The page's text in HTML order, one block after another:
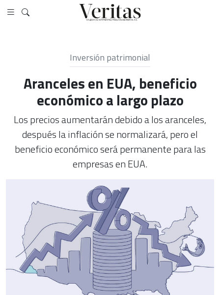
Inversión patrimonial
Aranceles en EUA, beneficio
económico a largo plazo
Los precios aumentarán debido a los aranceles,
después la inflación se normalizará, pero el
beneficio económico será permanente para las
empresas en EUA.